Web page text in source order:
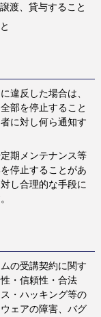
渡、貸与すること
違反した場合は、
部を停止すること
に対し何ら通知す
期メンテナンス等
停止することがあ
し合理的な手段に
の受講契約に関す
・信頼性・合法
・ハッキング等の
ェアの障害、バグ